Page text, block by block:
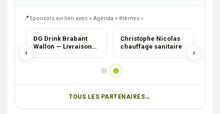
Sponsors en lien avec « Agenda > thèmes »
‹ ›
AGENCE
Impression
publicitaire >
HORECA
Brasserie Trévires
TOUS LES PARTENAIRES